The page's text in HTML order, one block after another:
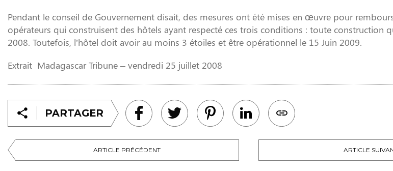
ARTICLE PRÉCÉDENT ARTICLE
Pendant le conseil de Gouvernement disait, des mesures ont été mises en œuvre pour
opérateurs qui construisent des hôtels ayant respecté ces trois conditions : toute construction
2008. Toutefois, l’hôtel doit avoir au moins 3 étoiles et être opérationnel le 15 Juin 2009.
Extrait Madagascar Tribune – vendredi 25 juillet 2008
PARTAGER